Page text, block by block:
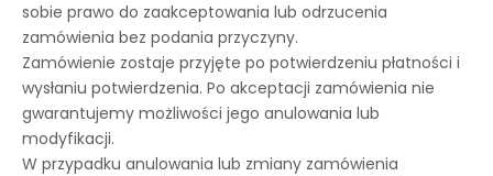
sobie prawo do zaakceptowania lub odrzucenia
zamówienia bez podania przyczyny.
Zamówienie zostaje przyjęte po potwierdzeniu płatności i
wysłaniu potwierdzenia. Po akceptacji zamówienia nie
gwarantujemy możliwości jego anulowania lub
modyfikacji.
W przypadku anulowania lub zmiany zamówienia